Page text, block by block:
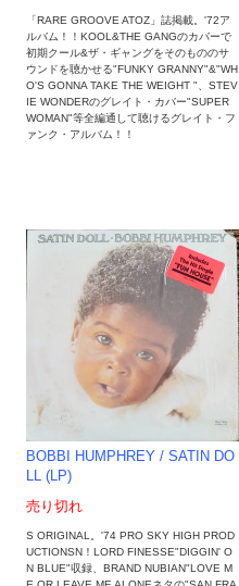
「RARE GROOVE ATOZ」誌掲載。'72ア
ルバム！！KOOL&THE GANGのカバーで
初期クール&ザ・ギャングをそのもののサ
ウンドを聴かせる"FUNKY GRANNY"&"WH
O'S GONNA TAKE THE WEIGHT "、STEV
IE WONDERのグレイト・カバー"SUPER
WOMAN"等全編通して聴けるグレイト・フ
ァンク・アルバム！！
BOBBI HUMPHREY ‎/ SATIN DO
LL (LP)
売り切れ
S ORIGINAL。'74 PRO SKY HIGH PROD
UCTIONSN！LORD FINESSE"DIGGIN' O
N BLUE"収録、BRAND NUBIAN"LOVE M